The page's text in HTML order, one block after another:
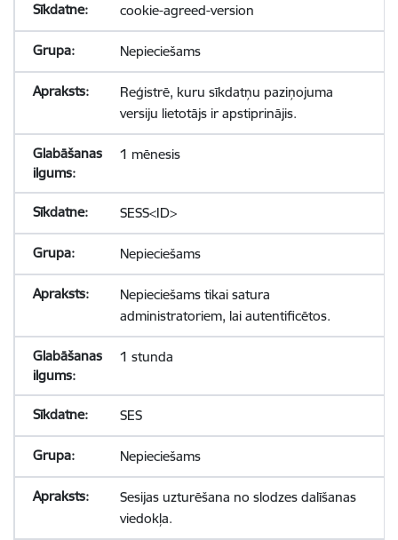
cookie-agreed-version
Nepieciešams
Reģistrē, kuru sīkdatņu paziņojuma
versiju lietotājs ir apstiprinājis.
1 mēnesis
SESS<ID>
Nepieciešams
Nepieciešams tikai satura
administratoriem, lai autentificētos.
1 stunda
SES
Nepieciešams
Sesijas uzturēšana no slodzes dalīšanas
viedokļa.